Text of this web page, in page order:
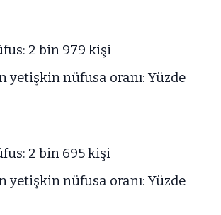
2 bin 979 kişi
yetişkin nüfusa oranı: Yüzde
2 bin 695 kişi
yetişkin nüfusa oranı: Yüzde